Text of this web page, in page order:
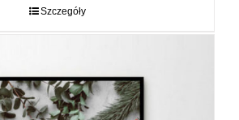
Szczegóły